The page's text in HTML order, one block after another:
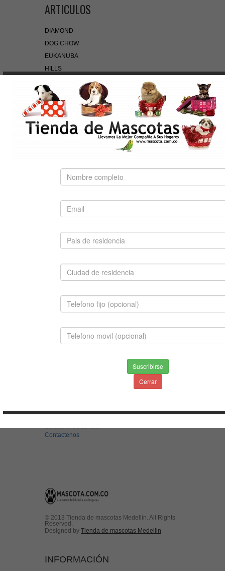
ARTICULOS
DIAMOND
DOG CHOW
EUKANUBA
HILLS
NUTRA NUGGETS
OF THE WILD
PEDIGREE
PRO PLAN
ROYAL CANIN
SUGERIDO
BERNES DE LA MONTAÑA
Envios & Devoluciones
Condiciones de uso
Contactenos
© 2013 Tienda de mascotas Medellín. All Rights
Reserved.
Designed by Tienda de mascotas Medellin
INFORMACIÓN
Suscribirse
Cerrar